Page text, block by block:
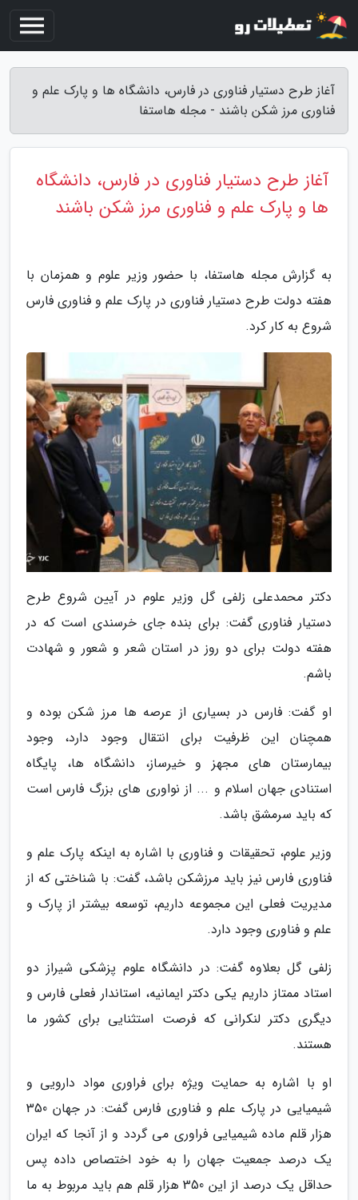
آغاز طرح دستیار فناوری در فارس، دانشگاه ها و پارک علم و
فناوری مرز شکن باشند - مجله هاستفا
آغاز طرح دستیار فناوری در فارس، دانشگاه
ها و پارک علم و فناوری مرز شکن باشند
به گزارش مجله هاستفا، با حضور وزیر علوم و همزمان با
هفته دولت طرح دستیار فناوری در پارک علم و فناوری فارس
شروع به کار کرد.
دکتر محمدعلی زلفی گل وزیر علوم در آیین شروع طرح
دستیار فناوری گفت: برای بنده جای خرسندی است که در
هفته دولت برای دو روز در استان شعر و شعور و شهادت
باشم.
او گفت: فارس در بسیاری از عرصه ها مرز شکن بوده و
همچنان این ظرفیت برای انتقال وجود دارد، وجود
بیمارستان های مجهز و خیرساز، دانشگاه ها، پایگاه
استنادی جهان اسلام و ... از نواوری های بزرگ فارس است
که باید سرمشق باشد.
وزیر علوم، تحقیقات و فناوری با اشاره به اینکه پارک علم و
فناوری فارس نیز باید مرزشکن باشد، گفت: با شناختی که از
مدیریت فعلی این مجموعه داریم، توسعه بیشتر از پارک و
علم و فناوری وجود دارد.
زلفی گل بعلاوه گفت: در دانشگاه علوم پزشکی شیراز دو
استاد ممتاز داریم یکی دکتر ایمانیه، استاندار فعلی فارس و
دیگری دکتر لنکرانی که فرصت استثنایی برای کشور ما
هستند.
او با اشاره به حمایت ویژه برای فراوری مواد دارویی و
شیمیایی در پارک علم و فناوری فارس گفت: در جهان 350
هزار قلم ماده شیمیایی فراوری می گردد و از آنجا که ایران
یک درصد جمعیت جهان را به خود اختصاص داده پس
حداقل یک درصد از این 350 هزار قلم هم باید مربوط به ما